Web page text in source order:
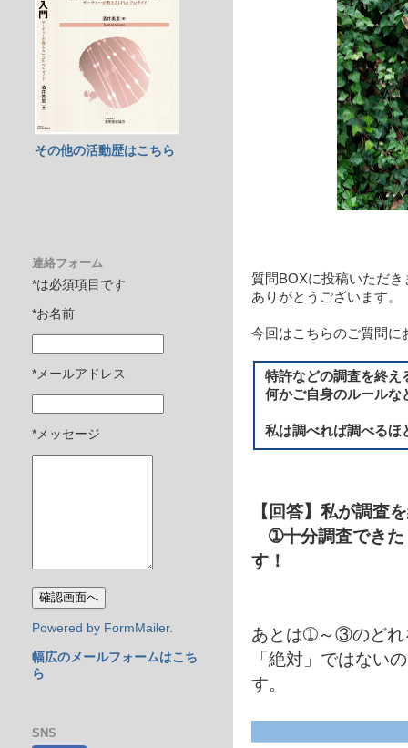
質問BOXに投稿いただき
ありがとうございます。
今回はこちらのご質問に
特許などの調査を終え
何かご自身のルール
私は調べれば調べるほ
【回答】私が調査
➀十分調査でき
す！
あとは➀～③のど
「絶対」ではな
す。
その他の活動歴はこちら
連絡フォーム
*は必須項目です
*お名前
*メールアドレス
*メッセージ
Powered by FormMailer.
幅広のメールフォームはこち
ら
SNS